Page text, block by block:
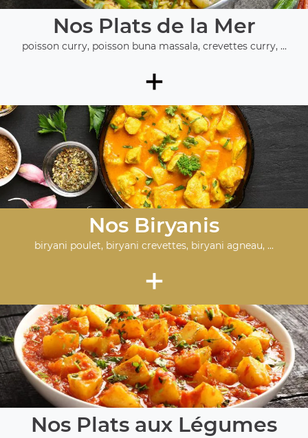
Nos Plats de la Mer
poisson curry, poisson buna massala, crevettes curry, ...
+
Nos Biryanis
biryani poulet, biryani crevettes, biryani agneau, ...
+
Nos Plats aux Légumes